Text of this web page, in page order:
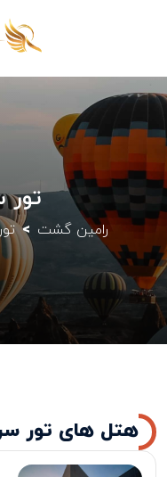
تور
رامین گشت
هتل های تور